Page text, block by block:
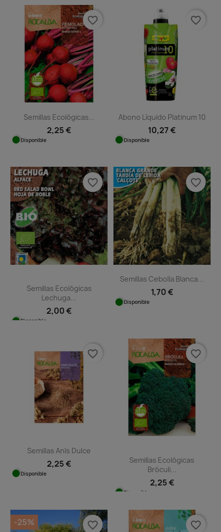
Semillas Ecológicas...
2,25 €
Disponible
favorite_border
Abono Líquido Platinum 10
10,27 €
Disponible
favorite_border
Semillas Ecológicas
Lechuga...
2,00 €
Disponible
favorite_border
Semillas Cebolla Blanca...
1,70 €
Disponible
favorite_border
Semillas Anís Dulce
2,25 €
Disponible
favorite_border
Semillas Ecológicas
Bróculi...
2,25 €
Disponible
favorite_border
-25% favorite_border favorite_border